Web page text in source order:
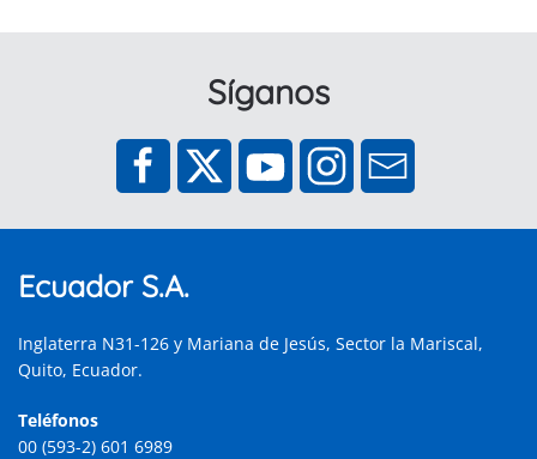
Síganos
Ecuador S.A.
Inglaterra N31-126 y Mariana de Jesús, Sector la Mariscal,
Quito, Ecuador.
Teléfonos
00 (593-2) 601 6989